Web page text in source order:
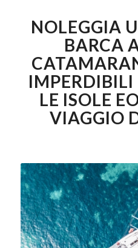
NOLEGGIA
BARCA
IMPERDIBILI
LE ISOLE
VIAGGIO